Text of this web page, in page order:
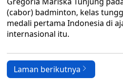
(cabor) badminton, kelas
medali pertama Indonesia di
internasional itu.
Laman berikutnya